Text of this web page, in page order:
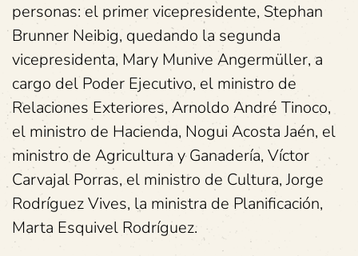
personas: el primer vicepresidente, Stephan
Brunner Neibig, quedando la segunda
vicepresidenta, Mary Munive Angermüller, a
cargo del Poder Ejecutivo, el ministro de
Relaciones Exteriores, Arnoldo André Tinoco,
el ministro de Hacienda, Nogui Acosta Jaén, el
ministro de Agricultura y Ganadería, Víctor
Carvajal Porras, el ministro de Cultura, Jorge
Rodríguez Vives, la ministra de Planificación,
Marta Esquivel Rodríguez.